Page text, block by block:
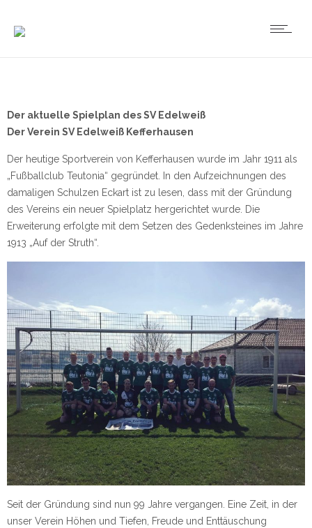
Der aktuelle Spielplan des SV Edelweiß
Der Verein SV Edelweiß Kefferhausen
Der heutige Sportverein von Kefferhausen wurde im Jahr 1911 als
„Fußballclub Teutonia“ gegründet. In den Aufzeichnungen des
damaligen Schulzen Eckart ist zu lesen, dass mit der Gründung
des Vereins ein neuer Spielplatz hergerichtet wurde. Die
Erweiterung erfolgte mit dem Setzen des Gedenksteines im Jahre
1913 „Auf der Struth“.
Seit der Gründung sind nun 99 Jahre vergangen. Eine Zeit, in der
unser Verein Höhen und Tiefen, Freude und Enttäuschung